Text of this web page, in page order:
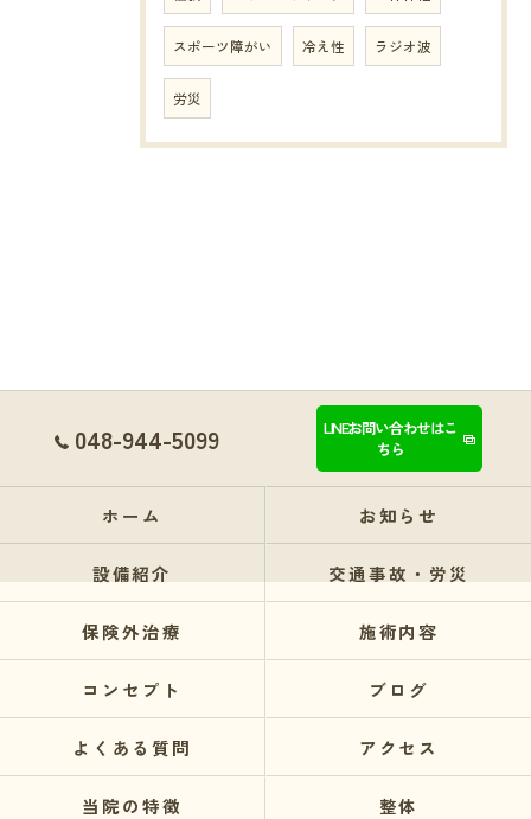
スポーツ障がい 冷え性 ラジオ波
労災
048-944-5099
LINEお問い合わせはこ
ちら
ホーム お知らせ
設備紹介 交通事故・労災
保険外治療 施術内容
コンセプト ブログ
よくある質問 アクセス
当院の特徴 整体